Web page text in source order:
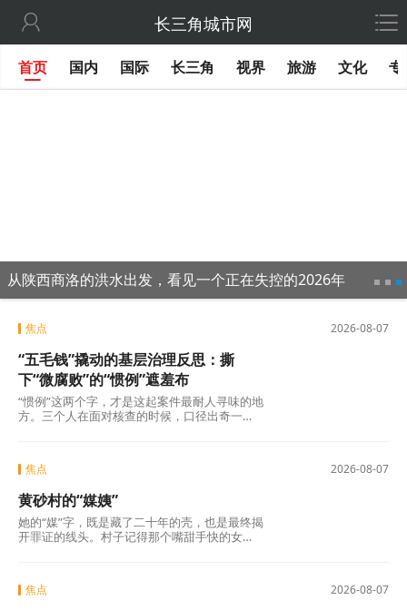
 长三角城市网
首页 国内 国际 长三角 视界 旅游 文化 专
从陕西商洛的洪水出发，看见一个正在失控的2026年
2026-08-07
焦点
“五毛钱”撬动的基层治理反思：撕
下“微腐败”的“惯例”遮羞布
“惯例”这两个字，才是这起案件最耐人寻味的地
方。三个人在面对核查的时候，口径出奇一
议事程序、没有政策依据，仅凭几个人私下商
自欺欺人的“潜规则”。三人分工明确——每人负
责两根水管，各自收费、各自截留、余款入账
——分明是精心设计的利益勾兑，哪里有什
么“历来如此”的“惯例”?
2026-08-07
焦点
黄砂村的“媒姨”
她的“媒”字，既是藏了二十年的壳，也是最终揭
开罪证的线头。村子记得那个嘴甜手快的女
脸，更记得那个“媒”字底下，被偷走的一整个童
2026-08-07
焦点